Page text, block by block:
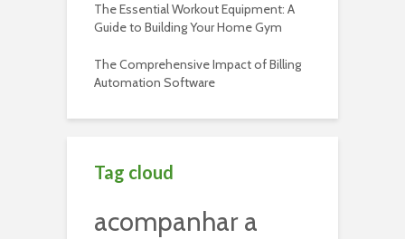
The Essential Workout Equipment: A
Guide to Building Your Home Gym
The Comprehensive Impact of Billing
Automation Software
Tag cloud
acompanhar a